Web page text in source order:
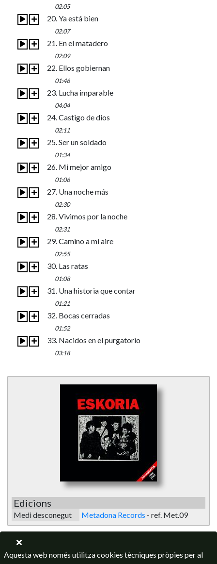
02:05
20. Ya está bien
02:07
21. En el matadero
02:09
22. Ellos gobiernan
01:46
23. Lucha imparable
04:04
24. Castigo de dios
02:11
25. Ser un soldado
01:34
26. Mi mejor amigo
01:06
27. Una noche más
02:30
28. Vivimos por la noche
02:31
29. Camino a mi aire
02:55
30. Las ratas
01:08
31. Una historia que contar
01:21
32. Bocas cerradas
01:52
33. Nacidos en el purgatorio
03:18
Edicions
Medi desconegut Metadona Records - ref. Met.09
Aquesta web només utilitza cookies tècniques pròpies per al